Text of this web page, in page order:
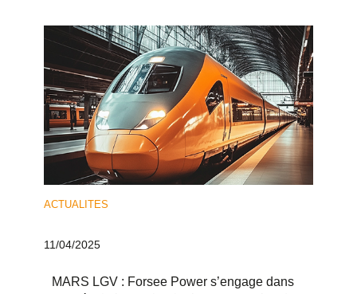
ACTUALITES
11/04/2025
MARS LGV : Forsee Power s’engage dans